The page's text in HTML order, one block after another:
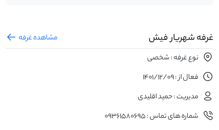
غرفه شهریار فیش
مشاهده غرفه
نوع غرفه : شخصی
فعال از : 1401/12/09
مدیریت : حمید اقلیدی
شماره های تماس : 09361580695